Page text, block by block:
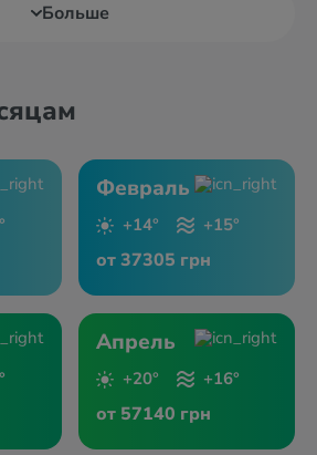
Больше
Февраль
+14° +15°
от 37305 грн
Апрель
+20° +16°
от 57140 грн